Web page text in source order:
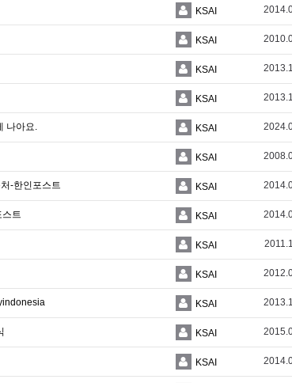
KSAI
KSAI
KSAI
KSAI
나아요. KSAI
KSAI
-한인포스트 KSAI
트 KSAI
KSAI
KSAI
KSAI
KSAI
KSAI